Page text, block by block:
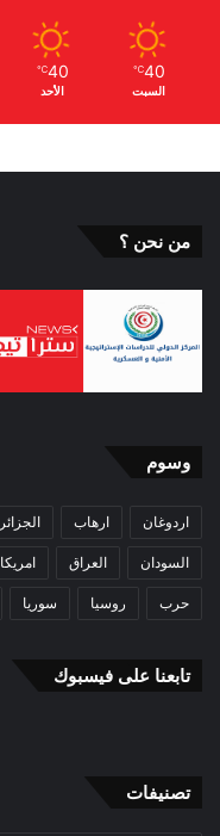
40
℃
السبت
40
℃
الأحد
من نحن ؟
وسوم
اردوغان ارهاب الجزائر
السودان العراق امريكا
حرب روسيا سوريا
تابعنا على فيسبوك
تصنيفات